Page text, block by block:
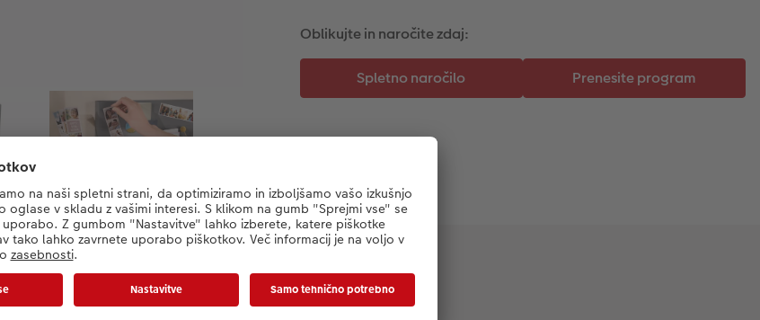
Oblikujte in naročite zdaj:
Informacije o izdelku